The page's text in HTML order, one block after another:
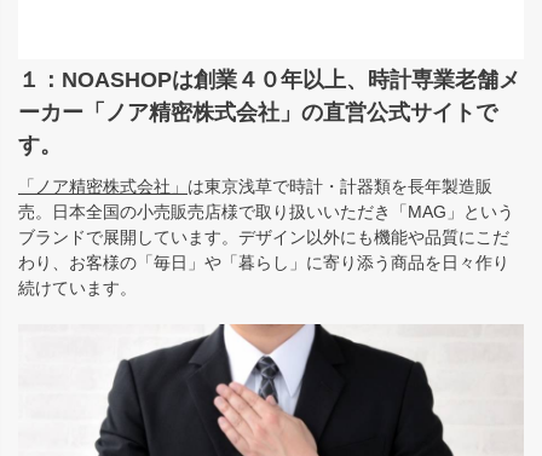
１：NOASHOPは創業４０年以上、時計専業老舗メ
ーカー「ノア精密株式会社」の直営公式サイトで
す。
「ノア精密株式会社」 は東京浅草で時計・計器類を長年製造販
売。日本全国の小売販売店様で取り扱いいただき「MAG」という
ブランドで展開しています。デザイン以外にも機能や品質にこだ
わり、お客様の「毎日」や「暮らし」に寄り添う商品を日々作り
続けています。